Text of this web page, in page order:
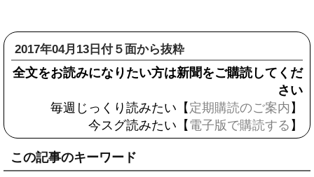
2017年04月13日付５面から抜粋
全文をお読みになりたい方は新聞をご購読してくだ
さい
毎週じっくり読みたい【 定期購読のご案内 】
今スグ読みたい【 電子版で購読する 】
この記事のキーワード